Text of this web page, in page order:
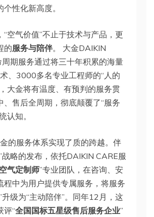
性化新高度。
“空气价值”不止于技术与产品，更
的服务与陪伴。 大金DAIKIN
期服务通过将三十年积累的海量
、3000多名专业工程师的“人的
大金将有温度、有预判的服务贯
、售后全周期，彻底颠覆了“服务
认知。
的服务体系实现了质的跨越。伴
战略的发布，依托DAIKIN CARE服
气定制师”专业团队，在咨询、安
程中为用户提供专属服务，将服务
升级为“主动陪伴”。同年12月，这
评“全国国标五星级售后服务企业”